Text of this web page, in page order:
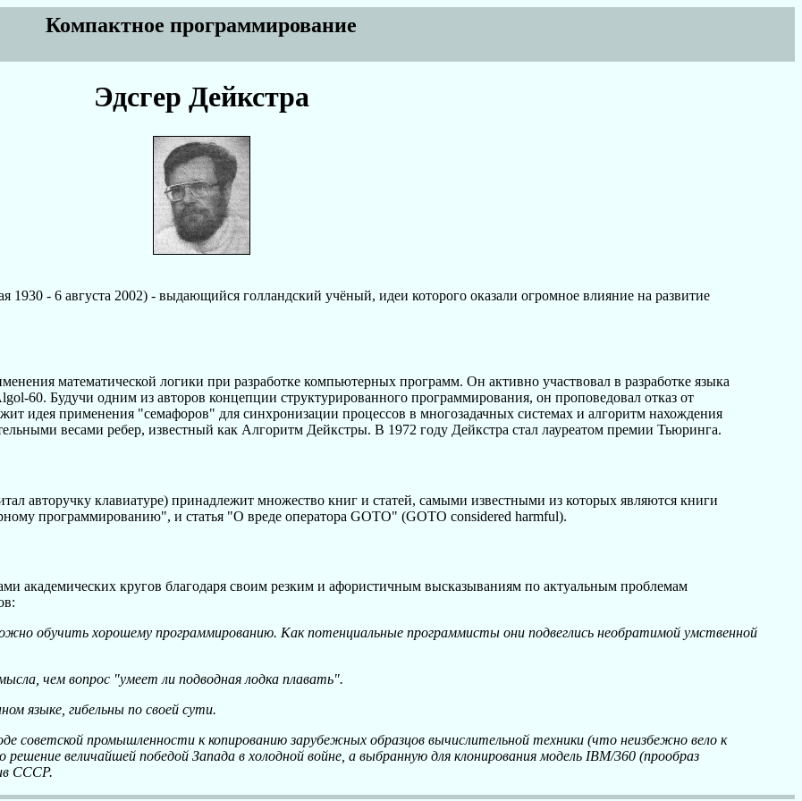
Компактное программирование
Эдсгер Дейкстра
1930 - 6 августа 2002) - выдающийся голландский учёный, идеи которого оказали огромное влияние на развитие
математической логики при разработке компьютерных программ. Он активно участвовал в разработке языка
60. Будучи одним из авторов концепции структурированного программирования, он проповедовал отказ от
идея применения "семафоров" для синхронизации процессов в многозадачных системах и алгоритм нахождения
весами ребер, известный как Алгоритм Дейкстры. В 1972 году Дейкстра стал лауреатом премии Тьюринга.
авторучку клавиатуре) принадлежит множество книг и статей, самыми известными из которых являются книги
программированию", и статья "О вреде оператора GOTO" (GOTO considered harmful).
академических кругов благодаря своим резким и афористичным высказываниям по актуальным проблемам
обучить хорошему программированию. Как потенциальные программисты они подвеглись необратимой умственной
чем вопрос "умеет ли подводная лодка плавать".
языке, гибельны по своей сути.
советской промышленности к копированию зарубежных образцов вычислительной техники (что неизбежно вело к
величайшей победой Запада в холодной войне, а выбранную для клонирования модель IBM/360 (прообраз
СССР.